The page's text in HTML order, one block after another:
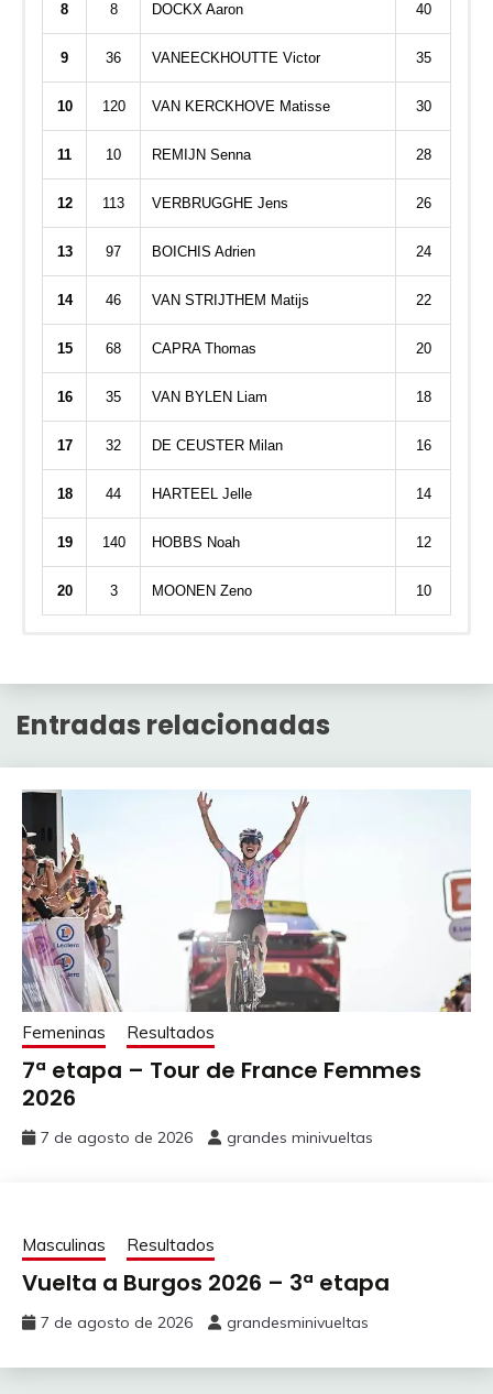
8 8 DOCKX Aaron 40
9 36 VANEECKHOUTTE Victor 35
10 120 VAN KERCKHOVE Matisse 30
11 10 REMIJN Senna 28
12 113 VERBRUGGHE Jens 26
13 97 BOICHIS Adrien 24
14 46 VAN STRIJTHEM Matijs 22
15 68 CAPRA Thomas 20
16 35 VAN BYLEN Liam 18
17 32 DE CEUSTER Milan 16
18 44 HARTEEL Jelle 14
19 140 HOBBS Noah 12
20 3 MOONEN Zeno 10
Pos Jugador Puntos
Cid_Campeador
2 Antonio_Málaga
3 klapau
4 amc81granada
6 Calvin_k15 5 320
10 PRFOREVER
mostrar completa
GENT-WEVELGEM / KATTEKOERS
1
97 BOICHIS Adrien
Entradas relacionadas
Femeninas Resultados
7ª etapa – Tour de France Femmes
2026
7 de agosto de 2026 grandes minivueltas
Masculinas Resultados
Vuelta a Burgos 2026 – 3ª etapa
7 de agosto de 2026 grandesminivueltas